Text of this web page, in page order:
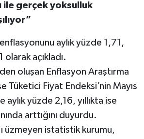
ile gerçek yoksulluk
enflasyonunu aylık yüzde 1,71,
olarak açıkladı.
oluşan Enflasyon Araştırma
Tüketici Fiyat Endeksi’nin Mayıs
yüzde 2,16, yıllıkta ise
arttığını duyurdu.
üzmeyen istatistik kurumu,